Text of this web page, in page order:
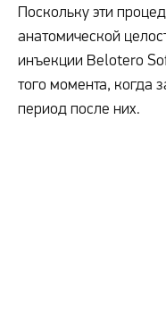
Поскольку эти
анатомической
инъекции Belotero
того момента, когда
период после них.